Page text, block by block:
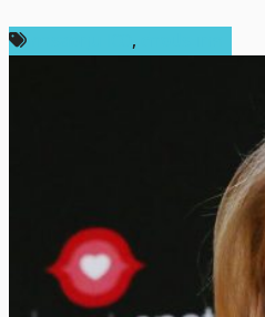
,